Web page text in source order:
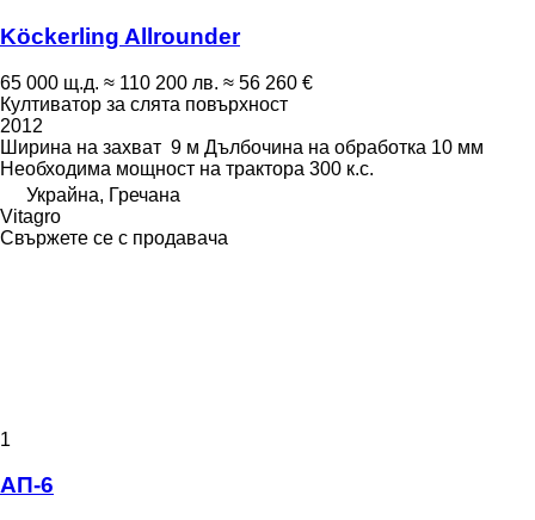
Köckerling Allrounder
65 000 щ.д. ≈ 110 200 лв. ≈ 56 260 €
Култиватор за слята повърхност
2012
Ширина на захват 9 м Дълбочина на обработка 10 мм
Необходима мощност на трактора 300 к.с.
Украйна, Гречана
Vitagro
Свържете се с продавача
1
АП-6